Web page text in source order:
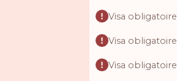
Visa obligatoire
Visa obligatoire
Visa obligatoire